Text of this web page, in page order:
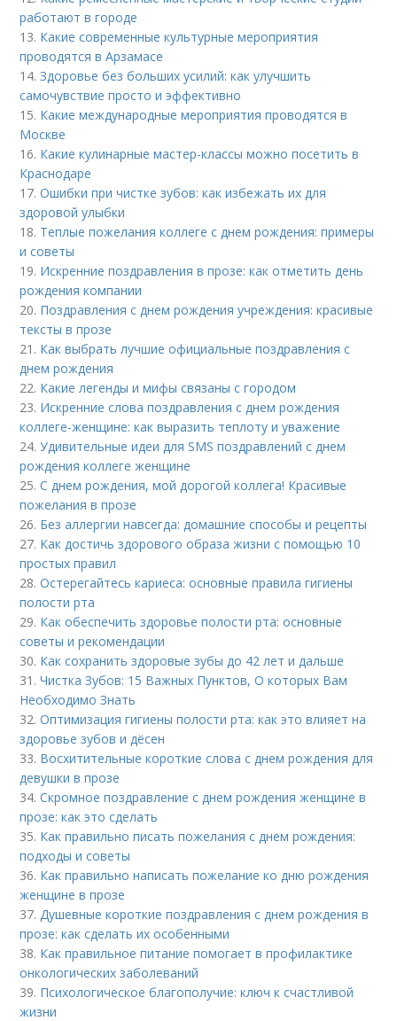
работают в городе
13. Какие современные культурные мероприятия
проводятся в Арзамасе
14.Здоровье без больших усилий: как улучшить
самочувствие просто и эффективно
15. Какие международные мероприятия проводятся в
Москве
16. Какие кулинарные мастер-классы можно посетить в
Краснодаре
17.Ошибки при чистке зубов: как избежать их для
здоровой улыбки
18. Теплые пожелания коллеге с днем рождения: примеры
и советы
19. Искренние поздравления в прозе: как отметить день
рождения компании
20. Поздравления с днем рождения учреждения: красивые
тексты в прозе
21. Как выбрать лучшие официальные поздравления с
днем рождения
22. Какие легенды и мифы связаны с городом
23. Искренние слова поздравления с днем рождения
коллеге-женщине: как выразить теплоту и уважение
24.Удивительные идеи для SMS поздравлений с днем
рождения коллеге женщине
25.С днем рождения, мой дорогой коллега! Красивые
пожелания в прозе
26. Без аллергии навсегда: домашние способы и рецепты
27. Как достичь здорового образа жизни с помощью 10
простых правил
28.Остерегайтесь кариеса: основные правила гигиены
полости рта
29. Как обеспечить здоровье полости рта: основные
советы и рекомендации
30. Как сохранить здоровые зубы до 42 лет и дальше
31.Чистка Зубов: 15 Важных Пунктов, О которых Вам
Необходимо Знать
32.Оптимизация гигиены полости рта: как это влияет на
здоровье зубов и дёсен
33. Восхитительные короткие слова с днем рождения для
девушки в прозе
34.Скромное поздравление с днем рождения женщине в
прозе: как это сделать
35. Как правильно писать пожелания с днем рождения:
подходы и советы
36. Как правильно написать пожелание ко дню рождения
женщине в прозе
37. Душевные короткие поздравления с днем рождения в
прозе: как сделать их особенными
38. Как правильное питание помогает в профилактике
онкологических заболеваний
39. Психологическое благополучие: ключ к счастливой
жизни